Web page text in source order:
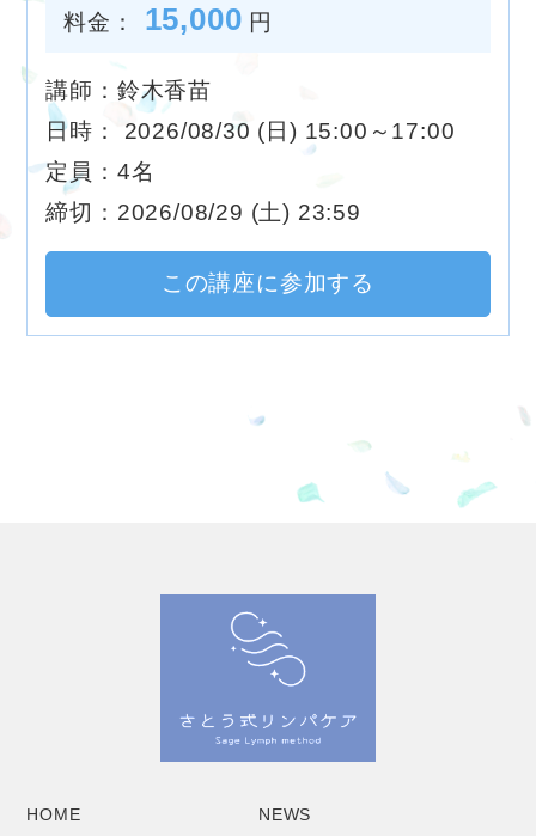
料金： 15,000 円
講師：鈴木香苗
日時： 2026/08/30 (日) 15:00～17:00
定員：4名
締切：2026/08/29 (土) 23:59
この講座に参加する
HOME NEWS